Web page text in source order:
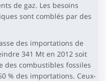
de gaz. Les besoins
sont comblés par des
des importations de
341 Mt en 2012 soit
des combustibles fossiles
% des importations. Ceux-